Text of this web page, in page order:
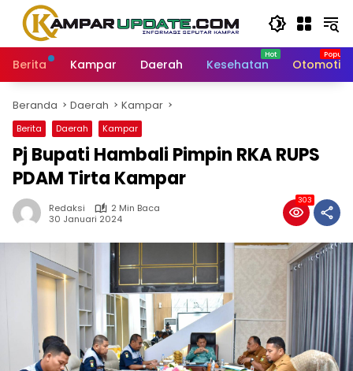
Langsung
konten
Berita
Kampar Daerah Kesehatan Otomotif
Beranda Daerah Kampar
Berita Daerah Kampar
Pj Bupati Hambali Pimpin RKA RUPS
PDAM Tirta Kampar
Redaksi
2 Min Baca
30 Januari 2024
303